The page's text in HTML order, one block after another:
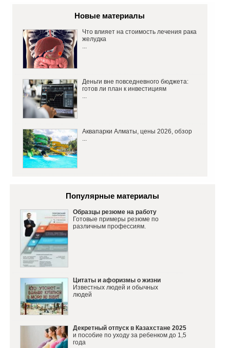
Новые материалы
Что влияет на стоимость лечения рака
желудка
...
Деньги вне повседневного бюджета:
готов ли план к инвестициям
...
Аквапарки Алматы, цены 2026, обзор
...
Популярные материалы
Образцы резюме на работу
Готовые примеры резюме по
различным профессиям.
Цитаты и афоризмы о жизни
Известных людей и обычных
людей
Декретный отпуск в Казахстане 2025
и пособие по уходу за ребенком до 1,5
года